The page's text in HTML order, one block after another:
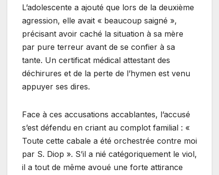
L’adolescente a ajouté que lors de la deuxième
agression, elle avait « beaucoup saigné »,
précisant avoir caché la situation à sa mère
par pure terreur avant de se confier à sa
tante. Un certificat médical attestant des
déchirures et de la perte de l’hymen est venu
appuyer ses dires.
Face à ces accusations accablantes, l’accusé
s’est défendu en criant au complot familial : «
Toute cette cabale a été orchestrée contre moi
par S. Diop ». S’il a nié catégoriquement le viol,
il a tout de même avoué une forte attirance